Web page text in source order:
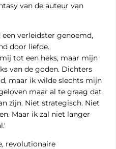
van de auteur van
verleidster genoemd,
door liefde.
tot een heks, maar mijn
van de goden. Dichters
maar ik wilde slechts mijn
maar al te graag dat
zijn. Niet strategisch. Niet
Maar ik zal niet langer
revolutionaire